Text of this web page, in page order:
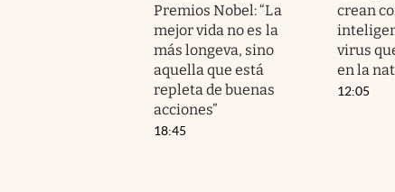
Premios Nobel: “La
mejor vida no es la
más longeva, sino
aquella que está
repleta de buenas
acciones”
18:45
crean
virus
en la
12:05